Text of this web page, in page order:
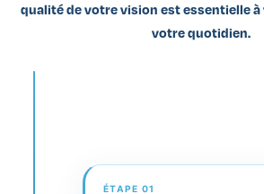
qualité de votre vision est essentielle
votre quotidien.
ÉTAPE 01